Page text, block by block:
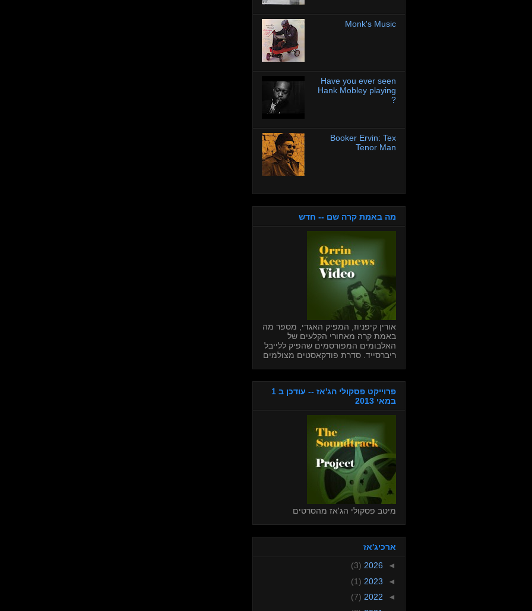
Monk's Music
Have you ever seen
Hank Mobley playing
?
Booker Ervin: Tex
Tenor Man
מה באמת קרה שם -- חדש
אורין קיפניוז, המפיק האגדי, מספר מה
באמת קרה מאחורי הקלעים של
האלבומים המפורסמים שהפיק ללייבל
ריברסייד. סדרת פודקאסטים מצולמים
פרוייקט פסקולי הג'אז -- עודכן ב 1
במאי 2013
מיטב פסקולי הג'אז מהסרטים
ארכיג'אז
◄
2026
(3)
◄
2023
(1)
◄
2022
(7)